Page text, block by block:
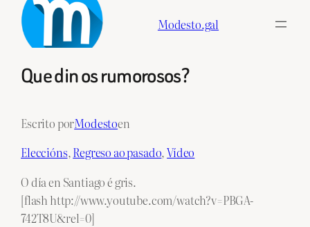
content
Modesto.gal
Que din os rumorosos?
Escrito porModestoen
Eleccións, Regreso ao pasado, Vídeo
O día en Santiago é gris.
[flash http://www.youtube.com/watch?v=PBGA-
742T8U&rel=0]